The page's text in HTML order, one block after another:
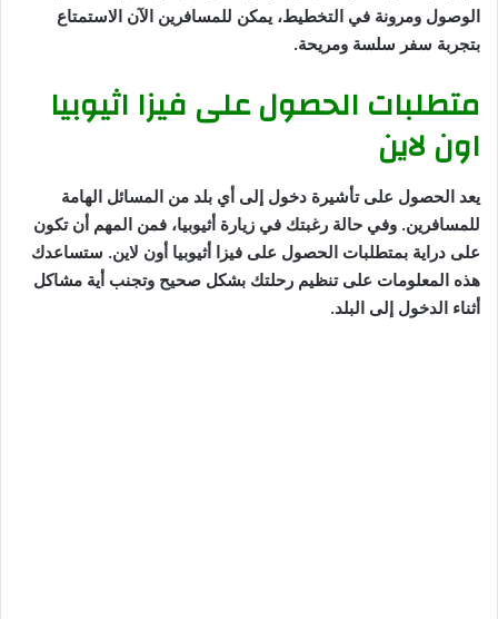
الوصول ومرونة في التخطيط، يمكن للمسافرين الآن الاستمتاع
بتجربة سفر سلسة ومريحة.
متطلبات الحصول على فيزا اثيوبيا
اون لاين
يعد الحصول على تأشيرة دخول إلى أي بلد من المسائل الهامة
للمسافرين. وفي حالة رغبتك في زيارة أثيوبيا، فمن المهم أن تكون
على دراية بمتطلبات الحصول على فيزا أثيوبيا أون لاين. ستساعدك
هذه المعلومات على تنظيم رحلتك بشكل صحيح وتجنب أية مشاكل
أثناء الدخول إلى البلد.